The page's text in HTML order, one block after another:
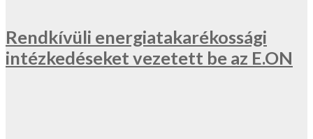
Rendkívüli energiatakarékossági
intézkedéseket vezetett be az E.ON